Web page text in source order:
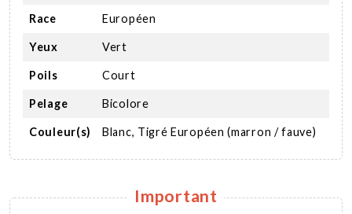
Race Européen
Yeux Vert
Poils Court
Pelage Bicolore
Couleur(s) Blanc, Tigré Européen (marron / fauve)
Important